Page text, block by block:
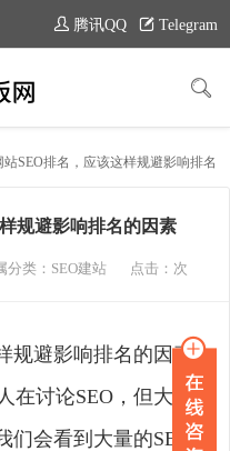
腾讯QQ Telegram
SEO排名，应该这样规避影响排名的因素
规避影响排名的因素
分类： SEO建站 点击： 次
规避影响排名的因素
在讨论SEO，但大多
们会看到大量的SEO